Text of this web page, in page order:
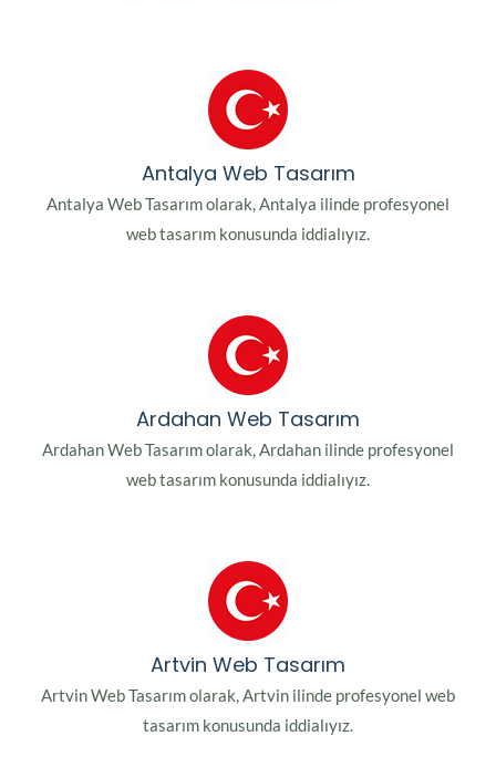
Antalya Web Tasarım
Antalya Web Tasarım olarak, Antalya ilinde profesyonel
web tasarım konusunda iddialıyız.
Ardahan Web Tasarım
Ardahan Web Tasarım olarak, Ardahan ilinde profesyonel
web tasarım konusunda iddialıyız.
Artvin Web Tasarım
Artvin Web Tasarım olarak, Artvin ilinde profesyonel web
tasarım konusunda iddialıyız.